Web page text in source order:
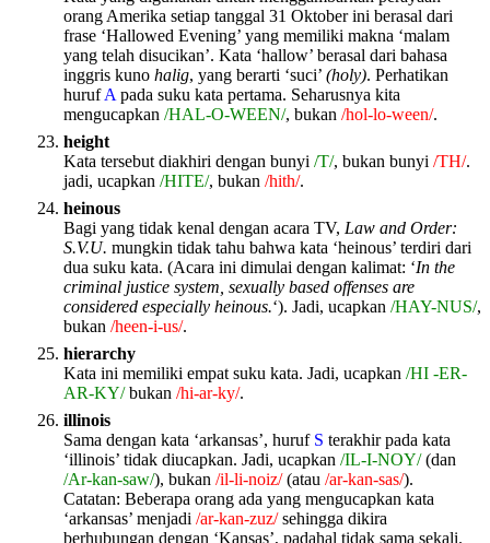
orang Amerika setiap tanggal 31 Oktober ini berasal dari
frase ‘Hallowed Evening’ yang memiliki makna ‘malam
yang telah disucikan’. Kata ‘hallow’ berasal dari bahasa
inggris kuno halig, yang berarti ‘suci’ (holy). Perhatikan
hurufA pada suku kata pertama. Seharusnya kita
mengucapkan /HAL-O-WEEN/, bukan /hol-lo-ween/.
height
Kata tersebut diakhiri dengan bunyi /T/, bukan bunyi /TH/.
jadi, ucapkan /HITE/, bukan /hith/.
heinous
Bagi yang tidak kenal dengan acara TV, Law and Order:
S.V.U. mungkin tidak tahu bahwa kata ‘heinous’ terdiri dari
dua suku kata. (Acara ini dimulai dengan kalimat: ‘In the
criminal justice system, sexually based offenses are
considered especially heinous.‘). Jadi, ucapkan /HAY-NUS/,
bukan /heen-i-us/.
hierarchy
Kata ini memiliki empat suku kata. Jadi, ucapkan /HI -ER-
AR-KY/bukan /hi-ar-ky/.
illinois
Sama dengan kata ‘arkansas’, huruf S terakhir pada kata
‘illinois’ tidak diucapkan. Jadi, ucapkan /IL-I-NOY/(dan
/Ar-kan-saw/), bukan /il-li-noiz/(atau /ar-kan-sas/).
Catatan: Beberapa orang ada yang mengucapkan kata
‘arkansas’ menjadi /ar-kan-zuz/sehingga dikira
berhubungan dengan ‘Kansas’, padahal tidak sama sekali.